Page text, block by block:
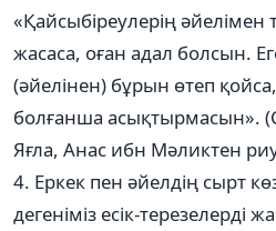
«Қайсыбіреулерің әйелімен
жасаса, оған адал болсын.
(әйелінен) бұрын өтеп
болғанша асықтырмасын».
Яғла, Анас ибн Мәликтен
4. Еркек пен әйелдің сырт
дегеніміз есік-терезелерді